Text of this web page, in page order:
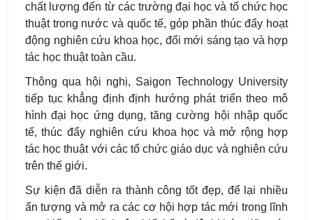
chất lượng đến từ các trường đại học và tổ chức học
thuật trong nước và quốc tế, góp phần thúc đẩy hoạt
động nghiên cứu khoa học, đổi mới sáng tạo và hợp
tác học thuật toàn cầu.
Thông qua hội nghị, Saigon Technology University
tiếp tục khẳng định định hướng phát triển theo mô
hình đại học ứng dụng, tăng cường hội nhập quốc
tế, thúc đẩy nghiên cứu khoa học và mở rộng hợp
tác học thuật với các tổ chức giáo dục và nghiên cứu
trên thế giới.
Sự kiện đã diễn ra thành công tốt đẹp, để lại nhiều
ấn tượng và mở ra các cơ hội hợp tác mới trong lĩnh